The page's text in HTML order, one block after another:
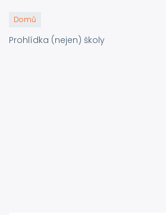
Domů
Prohlídka (nejen) školy